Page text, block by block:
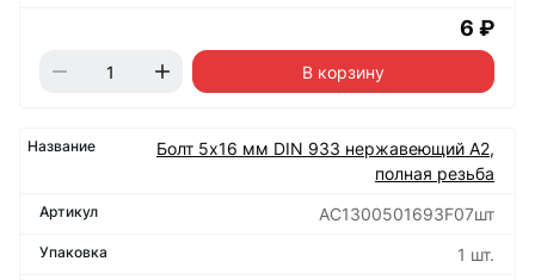
6 ₽
В корзину
Болт 5х16 мм DIN 933 нержавеющий А2,
полная резьба
АС1300501693F07шт
1 шт.